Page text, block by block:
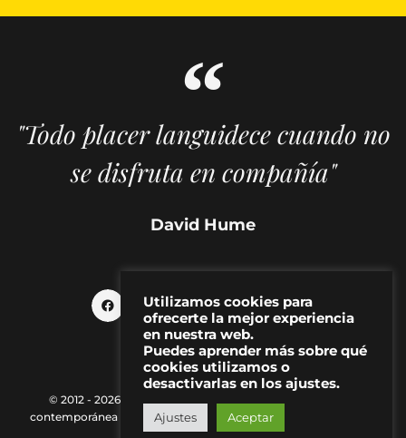
"Todo placer languidece cuando no
se disfruta en compañía"
David Hume
© 2012 - 2026 MAKMA | Revista de artes visuales y cultura
contemporánea |
Política de Privacidad|Aviso Legal
Utilizamos cookies para
ofrecerte la mejor experiencia
en nuestra web.
Puedes aprender más sobre qué
cookies utilizamos o
desactivarlas en los ajustes.
Ajustes Aceptar